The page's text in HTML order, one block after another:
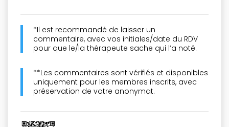
*Il est recommandé de laisser un
commentaire, avec vos initiales/date du RDV
pour que le/la thérapeute sache qui l’a noté.
**Les commentaires sont vérifiés et disponibles
uniquement pour les membres inscrits, avec
préservation de votre anonymat.